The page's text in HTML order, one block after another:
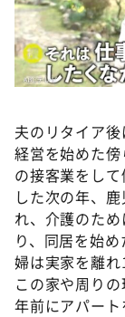
夫のリタイア
経営を始めた
の接客業をし
した次の年、
れ、介護のた
り、同居を始
婦は実家を離
この家や周り
年前にアパー